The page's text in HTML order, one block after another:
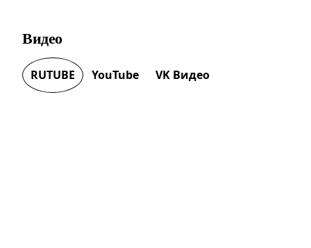
Видео
RUTUBE YouTube VK Видео